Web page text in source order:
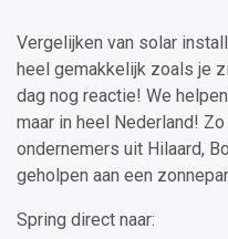
Vergelijken van solar
heel gemakkelijk zoals je
dag nog reactie! We
maar in heel Nederland!
ondernemers uit Hilaard,
geholpen aan een
Spring direct naar: